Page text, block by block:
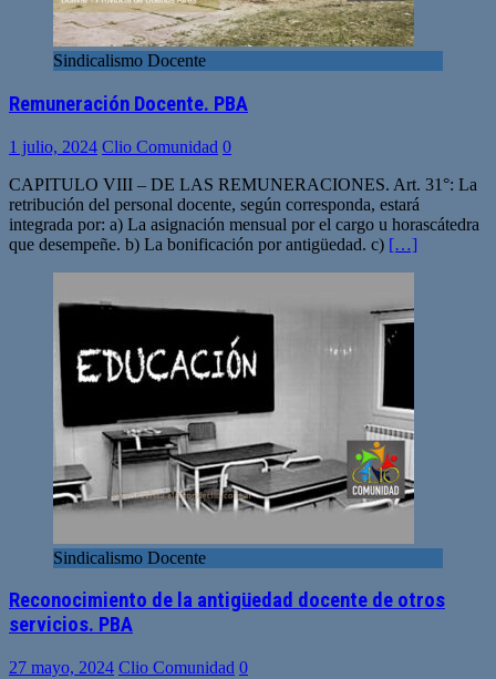
Sindicalismo Docente
Remuneración Docente. PBA
1 julio, 2024 Clio Comunidad 0
CAPITULO VIII – DE LAS REMUNERACIONES. Art. 31°: La
retribución del personal docente, según corresponda, estará
integrada por: a) La asignación mensual por el cargo u horascátedra
que desempeñe. b) La bonificación por antigüedad. c) […]
Sindicalismo Docente
Reconocimiento de la antigüedad docente de otros
servicios. PBA
27 mayo, 2024 Clio Comunidad 0